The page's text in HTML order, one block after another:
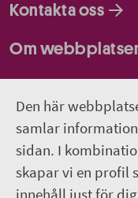
Den här
samlar
sidan. I
skapar vi en profil
innehåll just för
Kontakta oss
Om
Följ oss
Lediga jobb